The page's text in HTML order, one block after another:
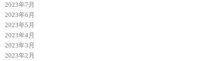
2023年7月
2023年6月
2023年5月
2023年4月
2023年3月
2023年2月